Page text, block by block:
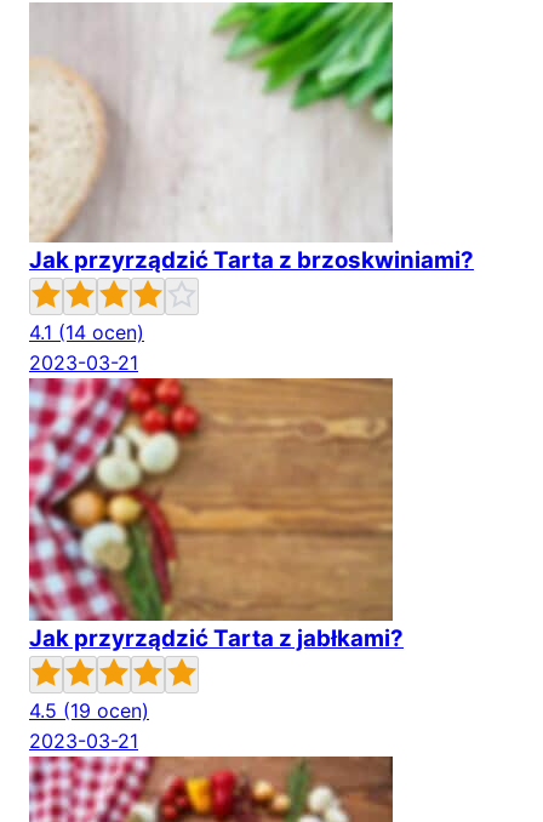
Jak przyrządzić Tarta z brzoskwiniami?
4.1 (14 ocen)
2023-03-21
Jak przyrządzić Tarta z jabłkami?
4.5 (19 ocen)
2023-03-21